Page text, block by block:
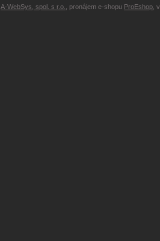
A-WebSys, spol. s r.o. , pronájem e-shopu ProEshop ,